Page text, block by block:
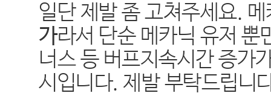
일단 제발 좀 고쳐주세요.
가라서 단순 메카닉 유저 뿐
너스 등 버프지속시간 증가
시입니다. 제발 부탁드립니